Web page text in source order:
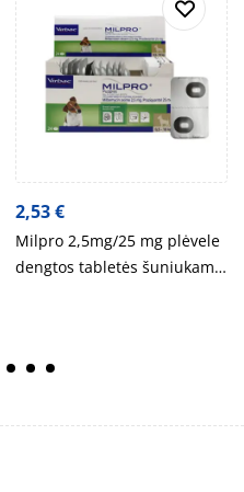
2,53€
Milpro 2,5mg/25 mg plėvele
dengtos tabletės šuniukams